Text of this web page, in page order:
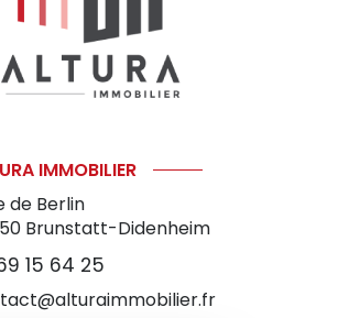
IMMOBILIER
de Berlin
Brunstatt-Didenheim
15 64 25